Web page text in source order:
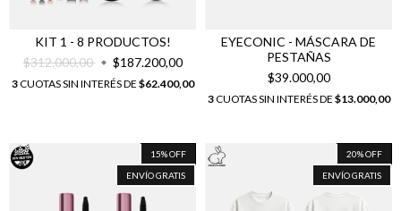
KIT 1 - 8 PRODUCTOS!
$312.000,00
$187.200,00
3CUOTAS SIN INTERÉS DE $62.400,00
EYECONIC - MÁSCARA DE
PESTAÑAS
$39.000,00
3CUOTAS SIN INTERÉS DE $13.000,00
15%OFF
ENVÍO GRATIS
20%OFF
ENVÍO GRATIS